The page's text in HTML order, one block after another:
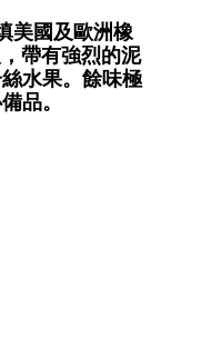
國及歐洲橡
帶有強烈的泥
水果。餘味極
品。